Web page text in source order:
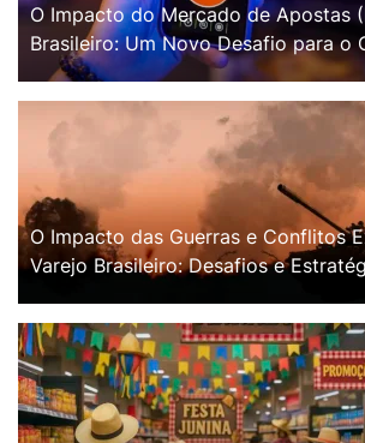
O Impacto do Mercado de Apostas
Brasileiro: Um Novo Desafio para o
O Impacto das Guerras e Conflitos
Varejo Brasileiro: Desafios e